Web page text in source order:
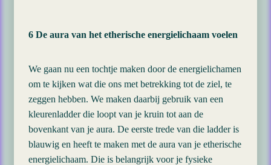
6 De aura van het etherische energielichaam voelen
We gaan nu een tochtje maken door de energielichamen
om te kijken wat die ons met betrekking tot de ziel, te
zeggen hebben. We maken daarbij gebruik van een
kleurenladder die loopt van je kruin tot aan de
bovenkant van je aura. De eerste trede van die ladder is
blauwig en heeft te maken met de aura van je etherische
energielichaam. Die is belangrijk voor je fysieke